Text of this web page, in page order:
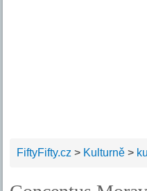
FiftyFifty.cz > Kulturně >